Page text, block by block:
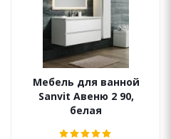
Мебель для ванной
Sanvit Авеню 2 90,
белая